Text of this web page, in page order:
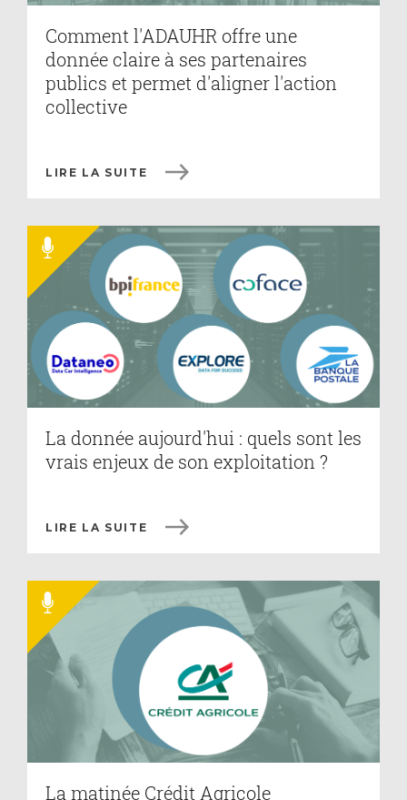
Comment l'ADAUHR offre une
donnée claire à ses partenaires
publics et permet d'aligner l'action
collective
LIRE LA SUITE
La donnée aujourd'hui : quels sont les
vrais enjeux de son exploitation ?
LIRE LA SUITE
La matinée Crédit Agricole